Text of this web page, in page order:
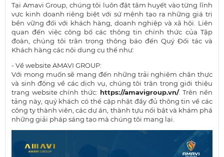
Tại Amavi Group, chúng tôi luôn đặt tâm huyết vào từng lĩnh
vực kinh doanh riêng biệt với sứ mệnh tạo ra những giá trị
bền vững đối với khách hàng, doanh nghiệp và xã hội. Liên
quan đến việc công bố các thông tin chính thức của Tập
đoàn, chúng tôi trân trọng thông báo đến Quý Đối tác và
Khách hàng các nội dung cụ thể như:
- Về website AMAVI GROUP:
Với mong muốn sẽ mang đến những trải nghiệm chân thực
và sinh động về các dịch vụ, chúng tôi trân trọng giới thiệu
trang website chính thức: https://amavigroup.vn/. Trên nền
tảng này, quý khách có thể cập nhật đầy đủ thông tin về các
công ty thành viên, các dự án, thành tựu nổi bật và khám phá
những giải pháp sáng tạo mà chúng tôi mang lại.